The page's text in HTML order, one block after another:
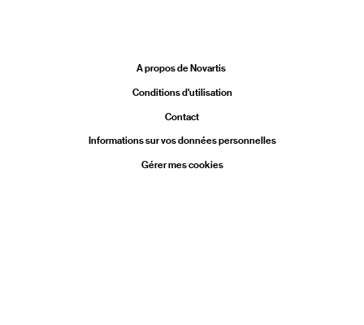
A propos de Novartis
Conditions d'utilisation
Contact
Informations sur vos données personnelles
Gérer mes cookies